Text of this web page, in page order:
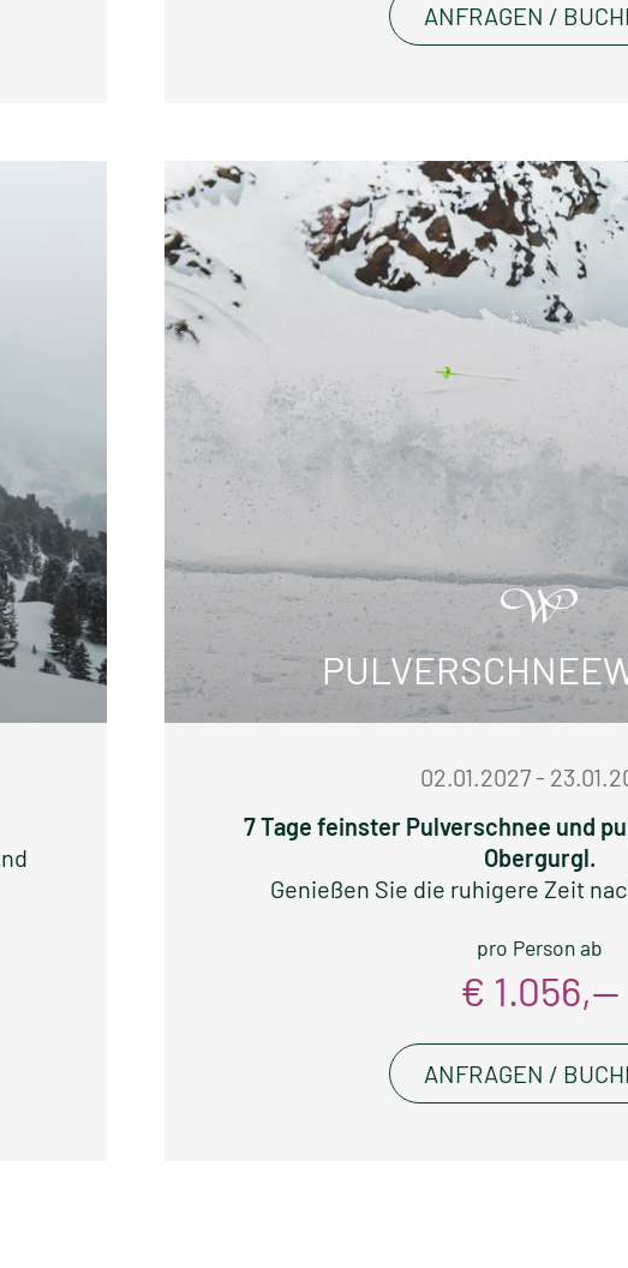
ANFRAGEN /
02.01.2027 -
7 Tage feinster Pulverschnee und
Obergurgl.
Genießen Sie die ruhigere Zeit
pro Person ab
€ 1.056,—
ANFRAGEN /